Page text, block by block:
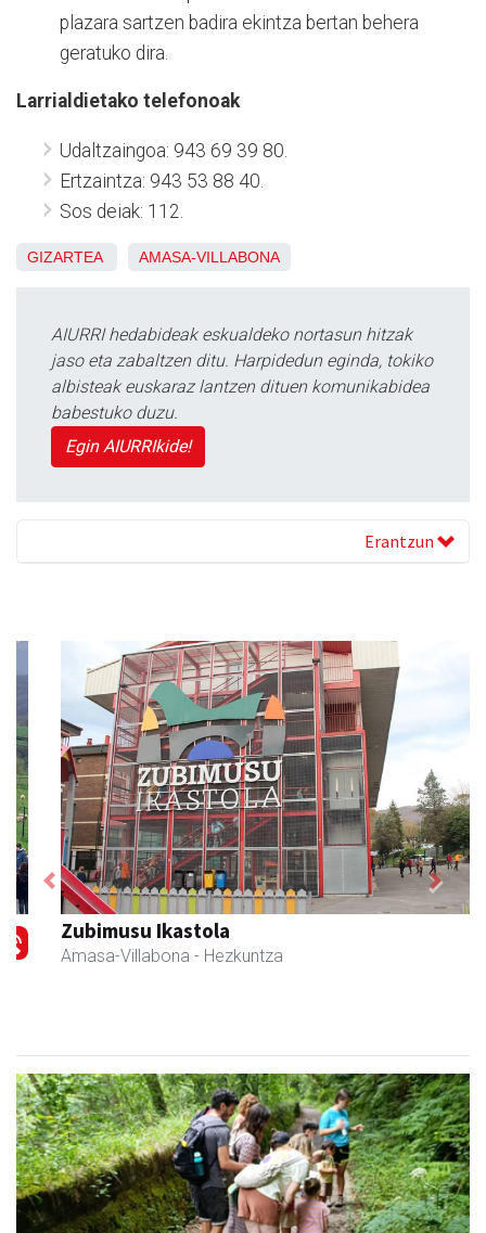
plazara sartzen badira ekintza bertan behera
geratuko dira.
Larrialdietako telefonoak
Udaltzaingoa: 943 69 39 80.
Ertzaintza: 943 53 88 40.
Sos deiak: 112.
GIZARTEA AMASA-VILLABONA
AIURRI hedabideak eskualdeko nortasun hitzak
jaso eta zabaltzen ditu. Harpidedun eginda, tokiko
albisteak euskaraz lantzen dituen komunikabidea
babestuko duzu.
Egin AIURRIkide!
Erantzun
Zubimusu Ikastola
Amasa-Villabona - Hezkuntza
Previous Next